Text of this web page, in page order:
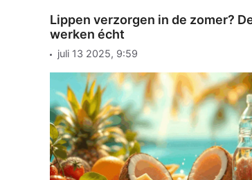
Lippen verzorgen in de zomer?
werken écht
juli 13 2025, 9:59